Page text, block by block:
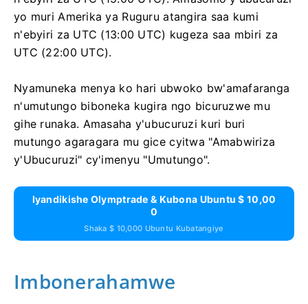
yo muri Amerika ya Ruguru atangira saa kumi
n'ebyiri za UTC (13:00 UTC) kugeza saa mbiri za
UTC (22:00 UTC).
Nyamuneka menya ko hari ubwoko bw'amafaranga
n'umutungo biboneka kugira ngo bicuruzwe mu
gihe runaka. Amasaha y'ubucuruzi kuri buri
mutungo agaragara mu gice cyitwa "Amabwiriza
y'Ubucuruzi" cy'imenyu "Umutungo".
Iyandikishe Olymptrade & Kubona Ubuntu $ 10,00
0
Shaka $ 10,000 Ubuntu Kubatangiye
Imbonerahamwe